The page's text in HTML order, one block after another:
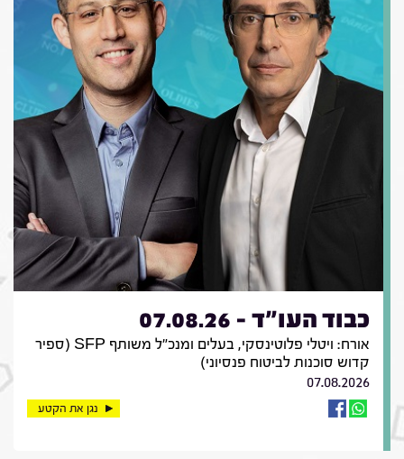
כבוד העו"ד - 07.08.26
אורח: ויטלי פלוטינסקי, בעלים ומנכ"ל משותף SFP (ספיר
קדוש סוכנות לביטוח פנסיוני)
07.08.2026
נגן את הקטע